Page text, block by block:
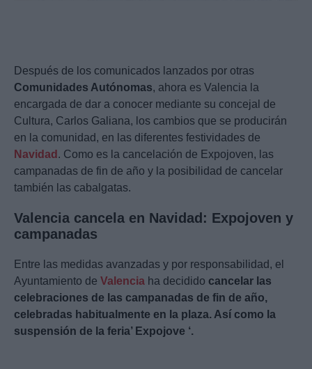
Después de los comunicados lanzados por otras
Comunidades Autónomas, ahora es Valencia la
encargada de dar a conocer mediante su concejal de
Cultura, Carlos Galiana, los cambios que se producirán
en la comunidad, en las diferentes festividades de
Navidad . Como es la cancelación de Expojoven, las
campanadas de fin de año y la posibilidad de cancelar
también las cabalgatas.
Valencia cancela en Navidad: Expojoven y
campanadas
Entre las medidas avanzadas y por responsabilidad, el
Ayuntamiento de Valencia ha decidido cancelar las
celebraciones de las campanadas de fin de año,
celebradas habitualmente en la plaza. Así como la
suspensión de la feria’ Expojove ‘.